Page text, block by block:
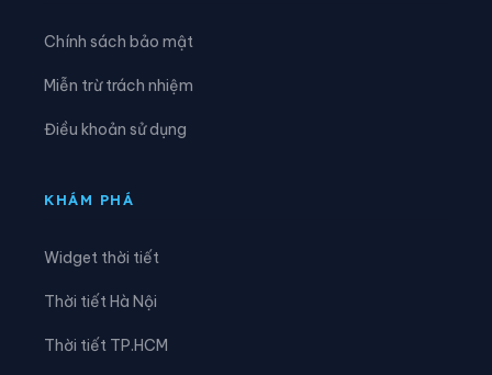
Phường Long Bình
Chính sách bảo mật
Miễn trừ trách nhiệm
Điều khoản sử dụng
KHÁM PHÁ
Widget thời tiết
Thời tiết Hà Nội
Thời tiết TP.HCM